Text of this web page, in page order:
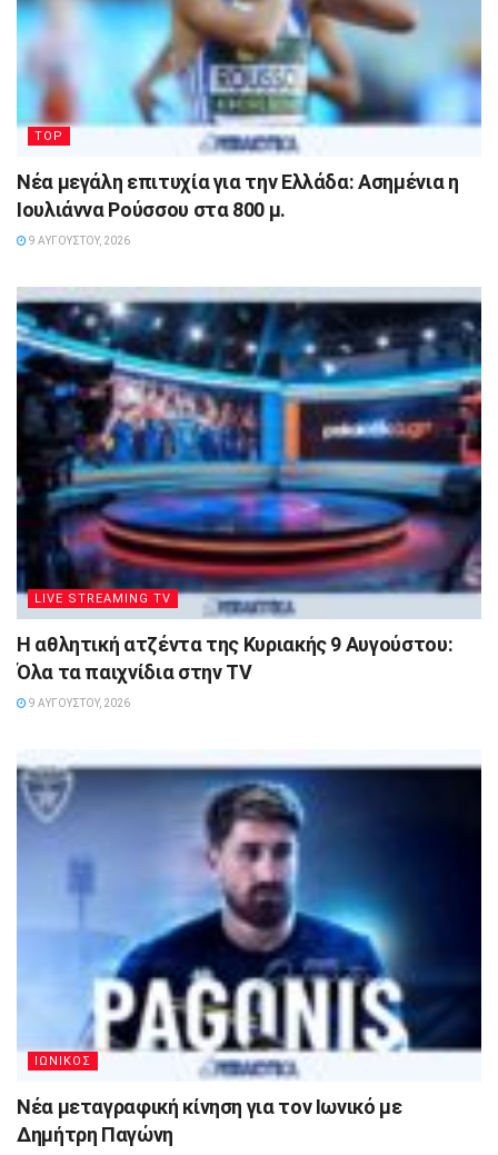
TOP
Νέα μεγάλη επιτυχία για την Ελλάδα: Ασημένια η
Ιουλιάννα Ρούσσου στα 800 μ.
9 ΑΥΓΟΎΣΤΟΥ, 2026
LIVE STREAMING TV
Η αθλητική ατζέντα της Κυριακής 9 Αυγούστου:
Όλα τα παιχνίδια στην TV
9 ΑΥΓΟΎΣΤΟΥ, 2026
ΙΩΝΙΚΟΣ
Νέα μεταγραφική κίνηση για τον Ιωνικό με
Δημήτρη Παγώνη